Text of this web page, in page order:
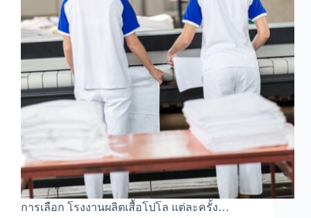
การเลือก โรงงานผลิตเสื้อโปโล แต่ละครั้ง…